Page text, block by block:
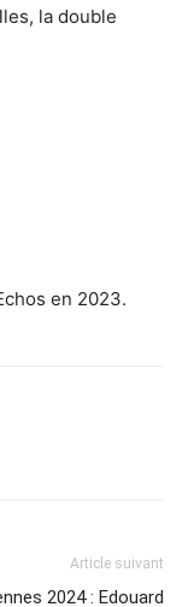
la double
en 2023.
Article suivant
2024 : Edouard